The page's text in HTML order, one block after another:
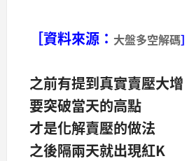
［資料來源： 大盤多空解碼］
之前有提到真實賣壓大增
要突破當天的高點
才是化解賣壓的做法
之後隔兩天就出現紅K